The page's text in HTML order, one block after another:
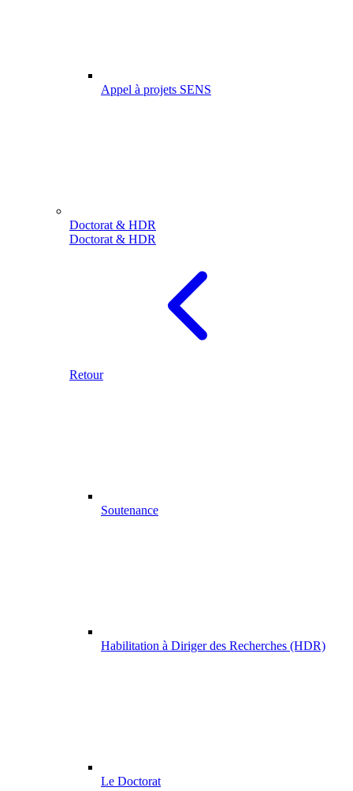
Appel à projets SENS
Doctorat & HDR
Doctorat & HDR
Retour
Soutenance
Habilitation à Diriger des Recherches (HDR)
Le Doctorat